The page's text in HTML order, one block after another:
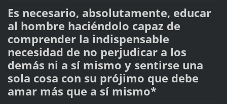
Es necesario, absolutamente, educar
al hombre haciéndolo capaz de
comprender la indispensable
necesidad de no perjudicar a los
demás ni a sí mismo y sentirse una
sola cosa con su prójimo que debe
amar más que a sí mismo*